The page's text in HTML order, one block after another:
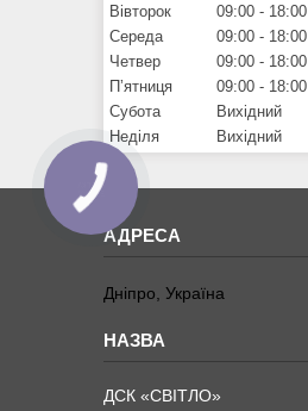
Вівторок
09:00
18:00
Середа
09:00
18:00
Четвер
09:00
18:00
Пʼятниця
09:00
18:00
Субота
Вихідний
Неділя
Вихідний
Дніпро, Україна
ДСК «СВІТЛО»